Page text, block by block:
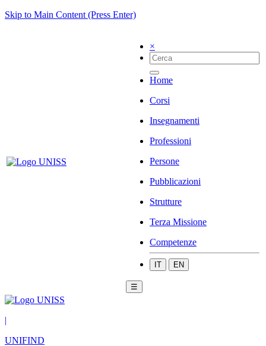
Skip to Main Content (Press Enter)
×
Home
Corsi
Insegnamenti
Professioni
Persone
Pubblicazioni
Strutture
Terza Missione
Competenze
IT EN
☰
|
UNIFIND